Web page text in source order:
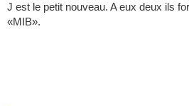
J est le petit nouveau. A eux deux ils
«MIB».